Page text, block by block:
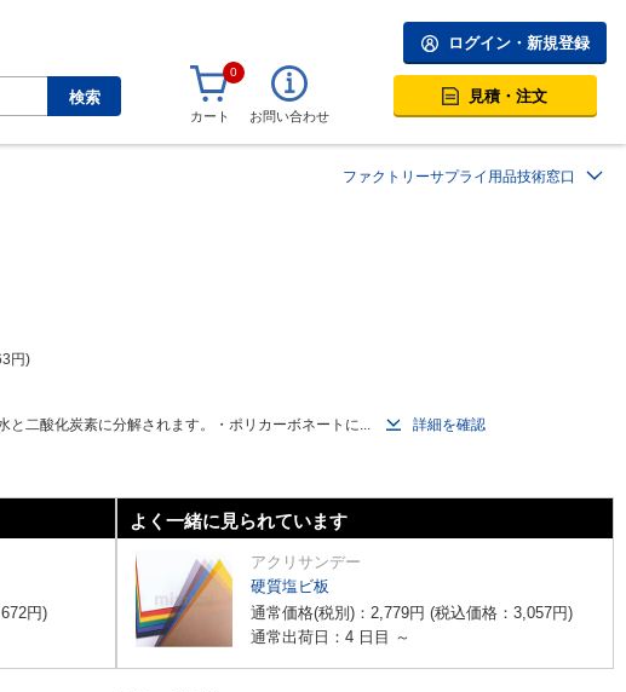
検索
ログイン・新規登録
0
カート お問い合わせ
見積・注文
ファクトリーサプライ用品技術窓口
円
と二酸化炭素に分解されます。・ポリカーボネートに...
詳細を確認
672円)
よく一緒に見られています
アクリサンデー
硬質塩ビ板
通常価格(税別)：2,779円 (税込価格：3,057円)
通常出荷日：4 日目 ～